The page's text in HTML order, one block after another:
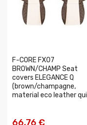
F-CORE FX07
BROWN/CHAMP Seat
covers ELEGANCE Q
(brown/champagne,
material eco leather qui
66,76 €